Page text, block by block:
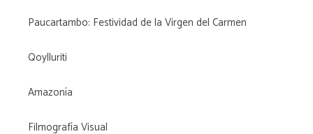
Paucartambo: Festividad de la Virgen del Carmen
Qoylluriti
Amazonía
Filmografía Visual